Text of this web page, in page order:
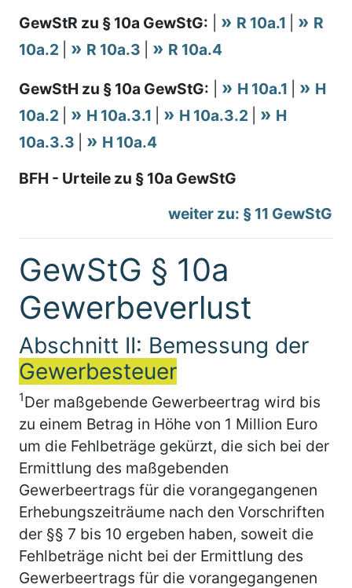
GewStR zu § 10a GewStG: R 10a.1
R
10a.2
R 10a.3 R 10a.4
GewStH zu § 10a GewStG: H 10a.1
H
10a.2
H 10a.3.1 H 10a.3.2
H
10a.3.3
H 10a.4
BFH - Urteile zu § 10a GewStG
weiter zu: § 11 GewStG
GewStG § 10a
Gewerbeverlust
Abschnitt II: Bemessung der
Gewerbesteuer
1Der maßgebende Gewerbeertrag wird bis
zu einem Betrag in Höhe von 1 Million Euro
um die Fehlbeträge gekürzt, die sich bei der
Ermittlung des maßgebenden
Gewerbeertrags für die vorangegangenen
Erhebungszeiträume nach den Vorschriften
der §§ 7 bis 10 ergeben haben, soweit die
Fehlbeträge nicht bei der Ermittlung des
Gewerbeertrags für die vorangegangenen